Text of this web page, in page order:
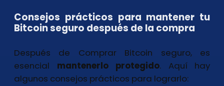
Consejos prácticos para mantener tu
Bitcoin seguro después de la compra
Después de Comprar Bitcoin seguro, es
esencial mantenerlo protegido. Aquí hay
algunos consejos prácticos para lograrlo: